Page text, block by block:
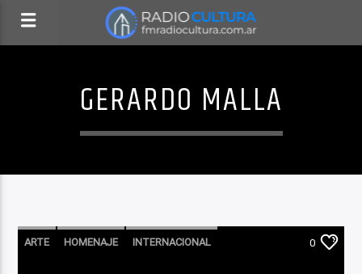
GERARDO MALLA
ARTE HOMENAJE INTERNACIONAL 0